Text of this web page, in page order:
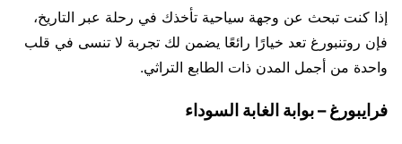
إذا كنت تبحث عن وجهة سياحية تأخذك في رحلة عبر التاريخ،
فإن روتنبورغ تعد خيارًا رائعًا يضمن لك تجربة لا تنسى في قلب
واحدة من أجمل المدن ذات الطابع التراثي.
فرايبورغ – بوابة الغابة السوداء